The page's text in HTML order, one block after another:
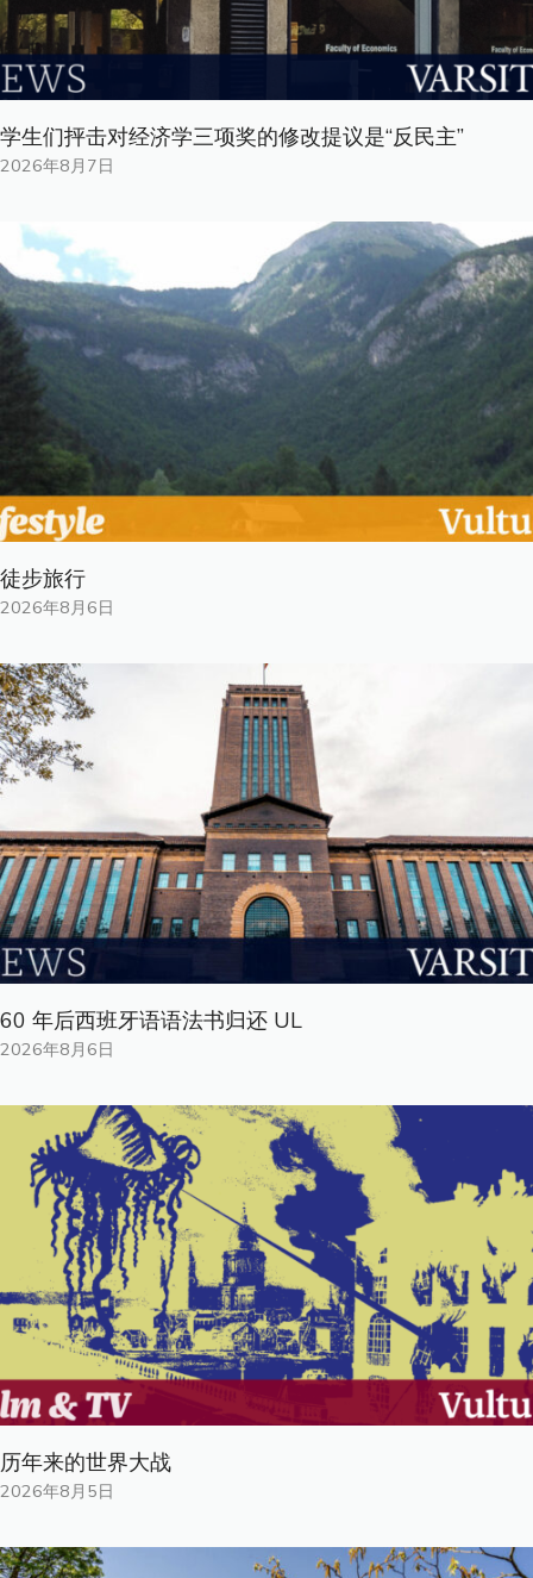
学生们抨击对经济学三项奖的修改提议是“反民主”
2026年8月7日
徒步旅行
2026年8月6日
60 年后西班牙语语法书归还 UL
2026年8月6日
历年来的世界大战
2026年8月5日